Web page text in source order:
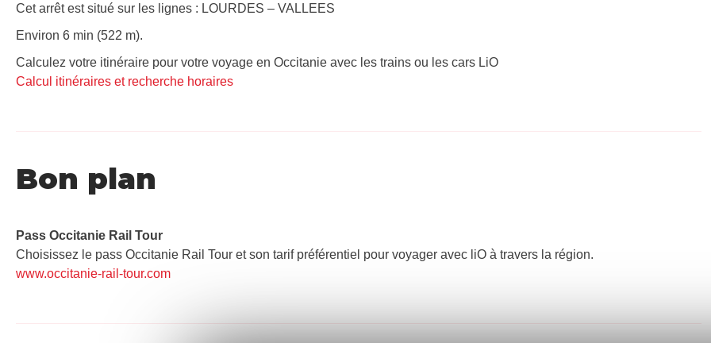
Cet arrêt est situé sur les lignes : LOURDES – VALLEES
Environ 6 min (522 m).
Calculez votre itinéraire pour votre voyage en Occitanie avec les trains ou les cars LiO
Calcul itinéraires et recherche horaires
Bon plan
Pass Occitanie Rail Tour​
Choisissez le pass Occitanie Rail Tour et son tarif préférentiel pour voyager avec liO à travers la région.
www.occitanie-rail-tour.com